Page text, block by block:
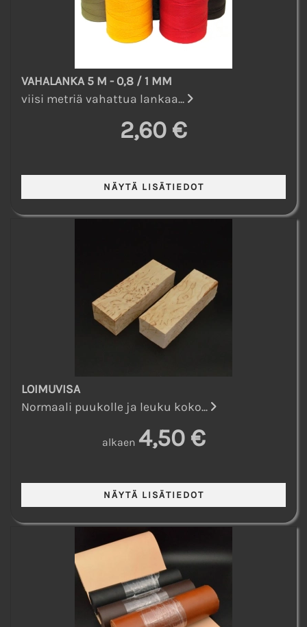
VAHALANKA 5 M - 0,8 / 1 MM
viisi metriä vahattua lankaa...
2,60 €
LOIMUVISA
Normaali puukolle ja leuku koko...
alkaen 4,50 €